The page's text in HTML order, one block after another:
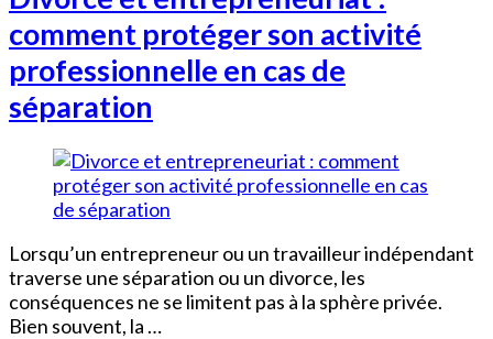
comment protéger son activité
professionnelle en cas de
séparation
Lorsqu’un entrepreneur ou un travailleur indépendant
traverse une séparation ou un divorce, les
conséquences ne se limitent pas à la sphère privée.
Bien souvent, la …